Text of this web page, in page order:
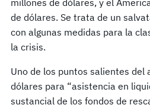
millones de dólares, y el
de dólares. Se trata de un
con algunas medidas para la
la crisis.
Uno de los puntos salientes del
dólares para “asistencia en
sustancial de los fondos de